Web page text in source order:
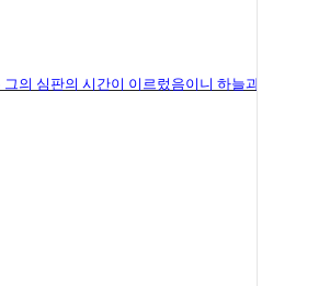
의 심판의 시간이 이르렀음이니 하늘과